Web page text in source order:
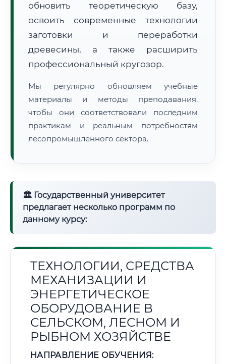
обновить теоретическую базу,
освоить современные технологии
заготовки и переработки
древесины, а также расширить
профессиональный кругозор.
Мы регулярно обновляем учебные
материалы и методы преподавания,
чтобы они соответствовали последним
практикам и реальным потребностям
лесопромышленного сектора.
🏛 Государственный университет
предлагает несколько программ по
данному курсу:
ТЕХНОЛОГИИ, СРЕДСТВА
МЕХАНИЗАЦИИ И
ЭНЕРГЕТИЧЕСКОЕ
ОБОРУДОВАНИЕ В
СЕЛЬСКОМ, ЛЕСНОМ И
РЫБНОМ ХОЗЯЙСТВЕ
НАПРАВЛЕНИЕ ОБУЧЕНИЯ: